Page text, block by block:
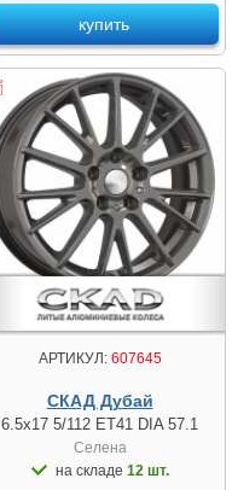
купить
АРТИКУЛ:607645
СКАД Дубай
6.5x17 5/112 ET41 DIA 57.1
Селена
на складе 12 шт.